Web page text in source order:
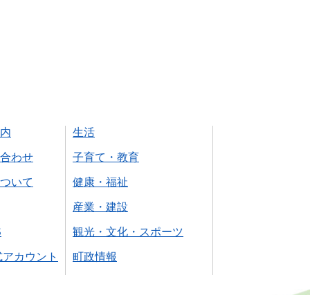
わせ
いて
カウント
生活
子育て・教育
健康・福祉
産業・建設
観光・文化・スポーツ
町政情報